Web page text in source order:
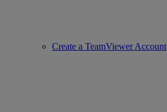
Create a TeamViewer Account